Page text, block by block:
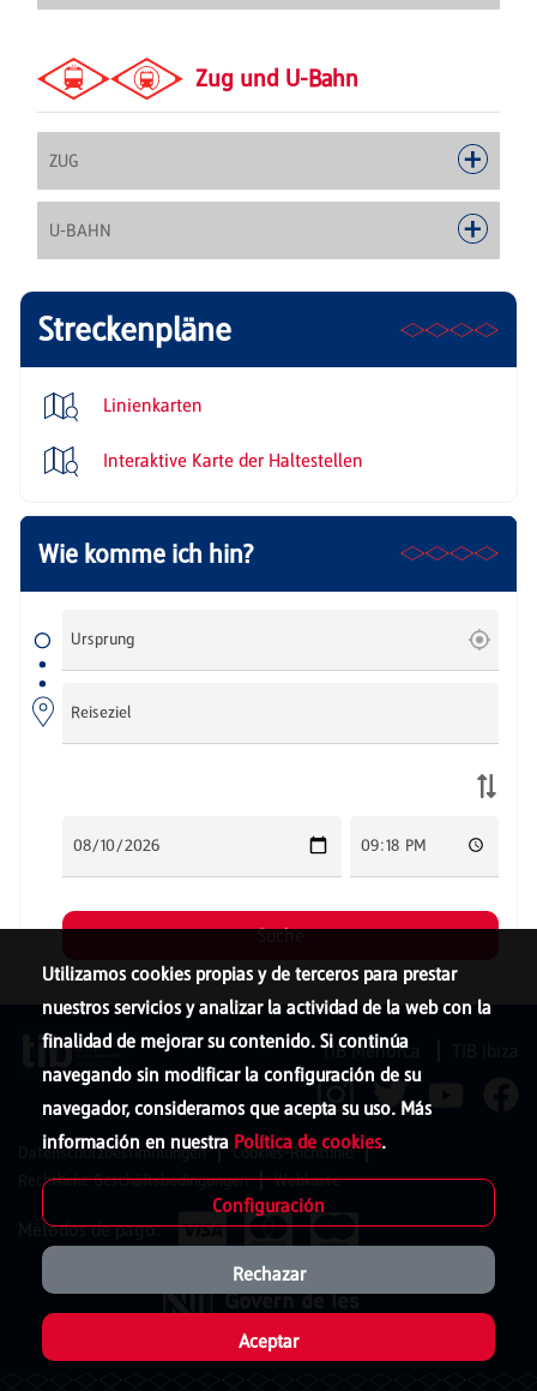
Zug und U-Bahn
ZUG
U-BAHN
Streckenpläne
Linienkarten
Interaktive Karte der Haltestellen
Utilizamos cookies propias y de terceros para prestar
nuestros servicios y analizar la actividad de la web con la
finalidad de mejorar su contenido. Si continúa
navegando sin modificar la configuración de su
navegador, consideramos que acepta su uso. Más
información en nuestra Política de cookies.
Configuración
Rechazar
Aceptar
TIB Menorca
Datenschutzbestimmungen
Cookies-Richtlinie
Rechtliche Geschäftsbedingungen
Webkarte
Métodos de pago: